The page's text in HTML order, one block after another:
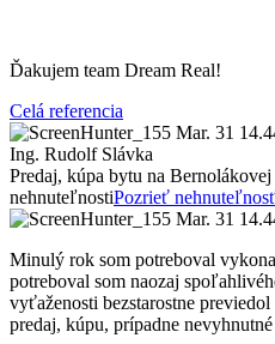
Ďakujem team Dream Real!
Celá referencia
Ing. Rudolf Slávka
Predaj, kúpa bytu na Bernolákovej
nehnuteľnostiPozrieť
Minulý rok som potreboval
potreboval som naozaj
vyťaženosti bezstarostne
predaj, kúpu, prípadne